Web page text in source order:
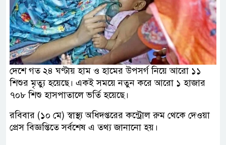
দেশে গত ২৪ ঘণ্টায় হাম ও হামের উপসর্গ নিয়ে আরো ১১
শিশুর মৃত্যু হয়েছে। একই সময়ে নতুন করে আরো ১ হাজার
৭০৮ শিশু হাসপাতালে ভর্তি হয়েছে।
রবিবার (১০ মে) স্বাস্থ্য অধিদপ্তরের কন্ট্রোল রুম থেকে দেওয়া
প্রেস বিজ্ঞপ্তিতে সর্বশেষ এ তথ্য জানানো হয়।